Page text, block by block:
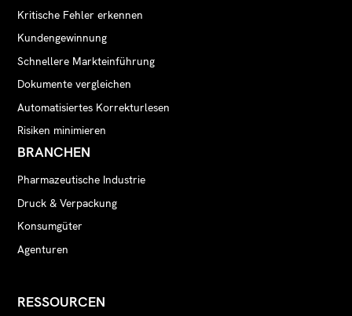
Kritische Fehler erkennen
Kundengewinnung
Schnellere Markteinführung
Dokumente vergleichen
Automatisiertes Korrekturlesen
Risiken minimieren
BRANCHEN
Pharmazeutische Industrie
Druck & Verpackung
Konsumgüter
Agenturen
RESSOURCEN